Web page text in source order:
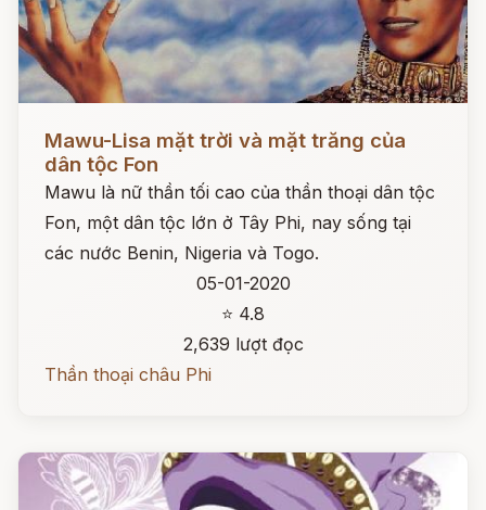
Mawu-Lisa mặt trời và mặt trăng của
dân tộc Fon
Mawu là nữ thần tối cao của thần thoại dân tộc
Fon, một dân tộc lớn ở Tây Phi, nay sống tại
các nước Benin, Nigeria và Togo.
05-01-2020
⭐ 4.8
2,639 lượt đọc
Thần thoại châu Phi